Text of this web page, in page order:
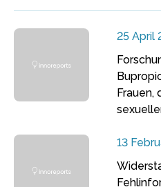
25 April
Frauen,
13